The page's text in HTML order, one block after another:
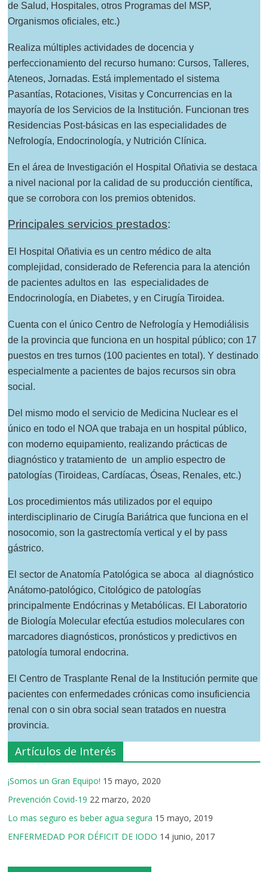
de Salud, Hospitales, otros Programas del MSP,
Organismos oficiales, etc.)
Realiza múltiples actividades de docencia y
perfeccionamiento del recurso humano: Cursos, Talleres,
Ateneos, Jornadas. Está implementado el sistema
Pasantías, Rotaciones, Visitas y Concurrencias en la
mayoría de los Servicios de la Institución. Funcionan tres
Residencias Post-básicas en las especialidades de
Nefrología, Endocrinología, y Nutrición Clínica.
En el área de Investigación el Hospital Oñativia se destaca
a nivel nacional por la calidad de su producción científica,
que se corrobora con los premios obtenidos.
Principales servicios prestados:
El Hospital Oñativia es un centro médico de alta
complejidad, considerado de Referencia para la atención
de pacientes adultos en las especialidades de
Endocrinología, en Diabetes, y en Cirugía Tiroidea.
Cuenta con el único Centro de Nefrología y Hemodiálisis
de la provincia que funciona en un hospital público; con 17
puestos en tres turnos (100 pacientes en total). Y destinado
especialmente a pacientes de bajos recursos sin obra
social.
Del mismo modo el servicio de Medicina Nuclear es el
único en todo el NOA que trabaja en un hospital público,
con moderno equipamiento, realizando prácticas de
diagnóstico y tratamiento de un amplio espectro de
patologías (Tiroideas, Cardíacas, Óseas, Renales, etc.)
Los procedimientos más utilizados por el equipo
interdisciplinario de Cirugía Bariátrica que funciona en el
nosocomio, son la gastrectomía vertical y el by pass
gástrico.
El sector de Anatomía Patológica se aboca al diagnóstico
Anátomo-patológico, Citológico de patologías
principalmente Endócrinas y Metabólicas. El Laboratorio
de Biología Molecular efectúa estudios moleculares con
marcadores diagnósticos, pronósticos y predictivos en
patología tumoral endocrina.
El Centro de Trasplante Renal de la Institución permite que
pacientes con enfermedades crónicas como insuficiencia
renal con o sin obra social sean tratados en nuestra
provincia.
Artículos de Interés
¡Somos un Gran Equipo! 15 mayo, 2020
Prevención Covid-19 22 marzo, 2020
Lo mas seguro es beber agua segura 15 mayo, 2019
ENFERMEDAD POR DÉFICIT DE IODO 14 junio, 2017